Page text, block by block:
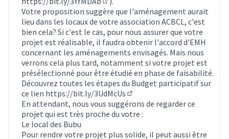
(Lien externe)
Votre proposition suggère que l'aménagement aurait
lieu dans les locaux de votre association ACBCL, c'est
bien cela? Si c'est le cas, pour nous assurer que votre
projet est réalisable, il faudra obtenir l'accord d'EMH
concernant les aménagements envisagés. Mais nous
verrons cela plus tard, notamment si votre projet est
présélectionné pour être étudié en phase de faisabilité.
Découvrez toutes les étapes du Budget participatif sur
ce lien https://bit.ly/3UdMcUs
(Lien externe)
En attendant, nous vous suggérons de regarder ce
projet qui est très proche du votre :
Le local des Bubu
Pour rendre votre projet plus solide, il peut aussi être